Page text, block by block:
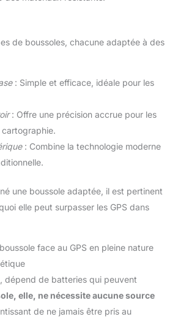
de boussoles, chacune adaptée à des
: Simple et efficace, idéale pour les
: Offre une précision accrue pour les
: Combine la technologie moderne
une boussole adaptée, il est pertinent
elle peut surpasser les GPS dans
face au GPS en pleine nature
dépend de batteries qui peuvent
elle, ne nécessite aucune source
de ne jamais être pris au